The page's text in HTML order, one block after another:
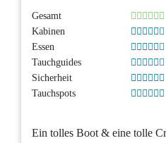
Gesamt
Kabinen
Essen
Tauchguides
Sicherheit
Tauchspots
Ein tolles Boot & eine tolle